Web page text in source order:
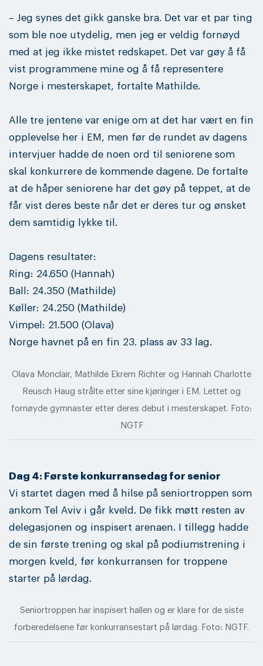
– Jeg synes det gikk ganske bra. Det var et par ting
som ble noe utydelig, men jeg er veldig fornøyd
med at jeg ikke mistet redskapet. Det var gøy å få
vist programmene mine og å få representere
Norge i mesterskapet, fortalte Mathilde.
Alle tre jentene var enige om at det har vært en fin
opplevelse her i EM, men før de rundet av dagens
intervjuer hadde de noen ord til seniorene som
skal konkurrere de kommende dagene. De fortalte
at de håper seniorene har det gøy på teppet, at de
får vist deres beste når det er deres tur og ønsket
dem samtidig lykke til.
Dagens resultater:
Ring: 24.650 (Hannah)
Ball: 24.350 (Mathilde)
Køller: 24.250 (Mathilde)
Vimpel: 21.500 (Olava)
Norge havnet på en fin 23. plass av 33 lag.
Olava Monclair, Mathilde Ekrem Richter og Hannah Charlotte
Reusch Haug strålte etter sine kjøringer i EM. Lettet og
fornøyde gymnaster etter deres debut i mesterskapet. Foto:
NGTF
Dag 4: Første konkurransedag for senior
Vi startet dagen med å hilse på seniortroppen som
ankom Tel Aviv i går kveld. De fikk møtt resten av
delegasjonen og inspisert arenaen. I tillegg hadde
de sin første trening og skal på podiumstrening i
morgen kveld, før konkurransen for troppene
starter på lørdag.
Seniortroppen har inspisert hallen og er klare for de siste
forberedelsene før konkurransestart på lørdag. Foto: NGTF.